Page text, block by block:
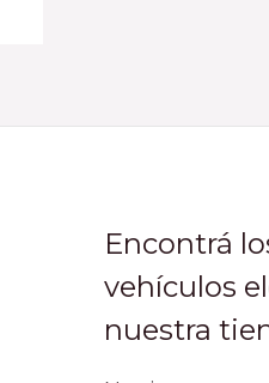
Encontrá
vehículos
nuestra